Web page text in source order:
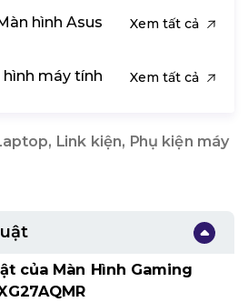
hình Asus Xem tất cả
hình máy tính Xem tất cả
Link kiện, Phụ kiện máy
của Màn Hình Gaming